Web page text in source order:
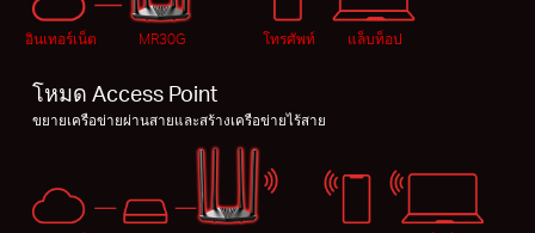
อินเทอร์เน็ต MR30G โทรศัพท์ แล็บท็อป
โหมด Access Point
ขยายเครือข่ายผ่านสายและสร้างเครือข่ายไร้สาย